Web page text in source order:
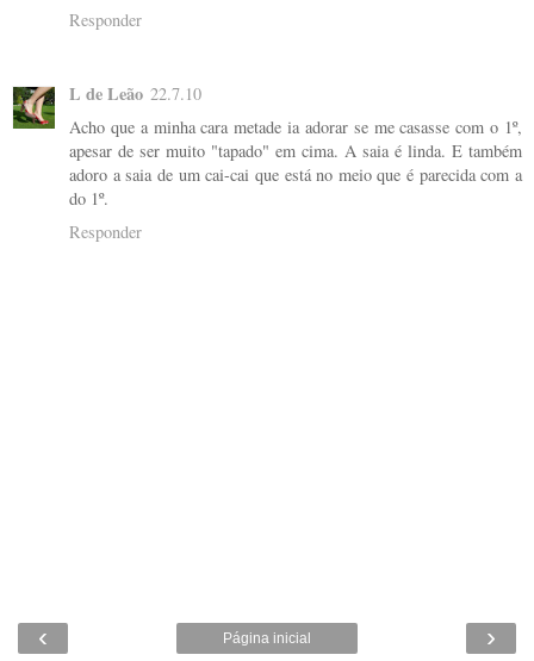
Responder
L de Leão 22.7.10
Acho que a minha cara metade ia adorar se me casasse com o 1º,
apesar de ser muito "tapado" em cima. A saia é linda. E também
adoro a saia de um cai-cai que está no meio que é parecida com a
do 1º.
Responder
‹ ›
Página inicial